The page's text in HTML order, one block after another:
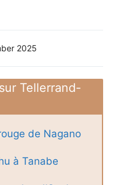
2025
Tellerrand-
de Nagano
à Tanabe